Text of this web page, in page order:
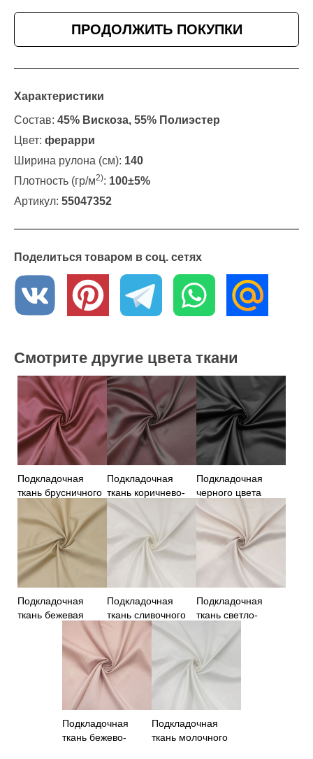
ПРОДОЛЖИТЬ ПОКУПКИ
Характеристики
Состав: 45% Вискоза, 55% Полиэстер
Цвет: ферарри
Ширина рулона (см): 140
Плотность (гр/м2): 100±5%
Артикул: 55047352
Поделиться товаром в соц. сетях
Смотрите другие цвета ткани
Подкладочная
ткань брусничного
цвета
Подкладочная
ткань коричнево-
бордовая
Подкладочная
черного цвета
ткань
Подкладочная
ткань бежевая
Подкладочная
ткань сливочного
цвета
Подкладочная
ткань светло-
Подкладочная
ткань бежево-
Подкладочная
ткань молочного